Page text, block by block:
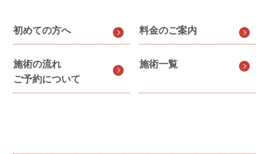
初めての方へ 料金のご案内
施術の流れ
ご予約について
施術一覧